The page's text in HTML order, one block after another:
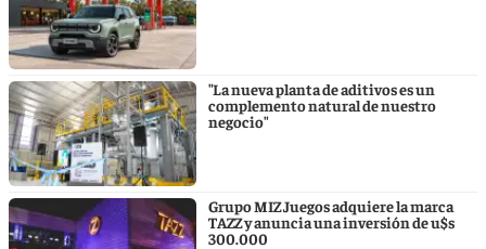
"La nueva planta de aditivos es un
complemento natural de nuestro
negocio"
Grupo MIZ Juegos adquiere la marca
TAZZ y anuncia una inversión de u$s
300.000